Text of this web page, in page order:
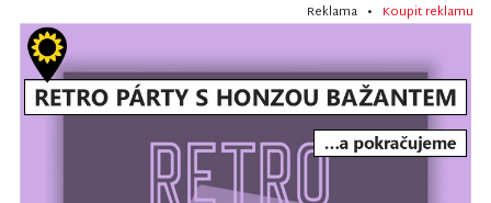
Reklama • Koupit reklamu